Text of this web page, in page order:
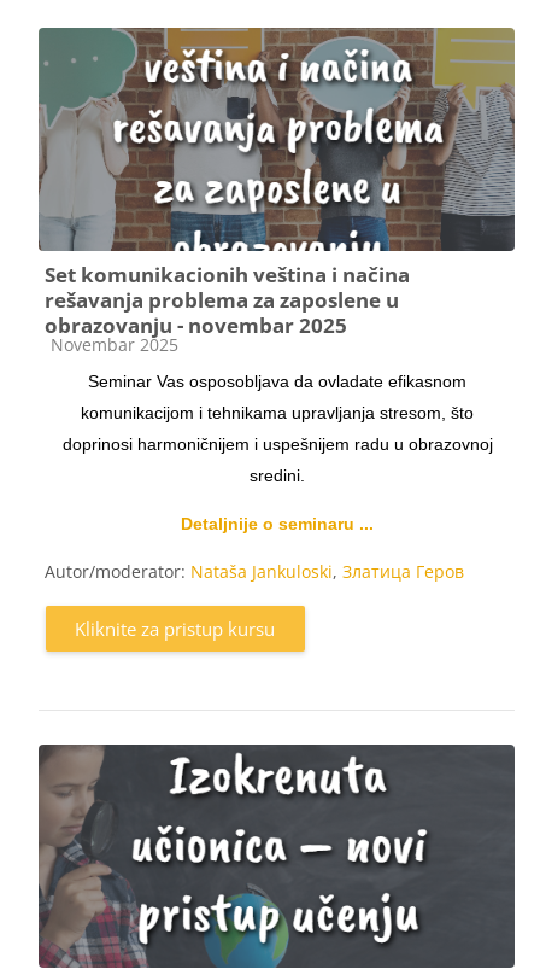
Set komunikacionih veština i načina
rešavanja problema za zaposlene u
obrazovanju - novembar 2025
Kategorija kursa
Novembar 2025
Seminar Vas osposobljava da ovladate efikasnom
komunikacijom i tehnikama upravljanja stresom, što
doprinosi harmoničnijem i uspešnijem radu u obrazovnoj
sredini.
Detaljnije o seminaru ...
Autor/moderator: Nataša Jankuloski, Златица Геров
Kliknite za pristup kursu